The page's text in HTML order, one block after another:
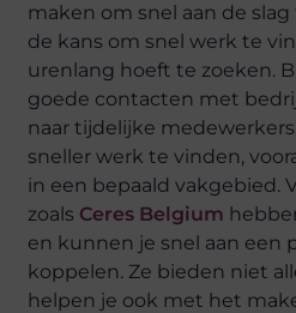
maken om snel aan de
de kans om snel werk te
urenlang hoeft te zoeken.
goede contacten met
naar tijdelijke
sneller werk te vinden,
in een bepaald vakgebied.
zoals Ceres Belgium
en kunnen je snel aan een
koppelen. Ze bieden niet
helpen je ook met het